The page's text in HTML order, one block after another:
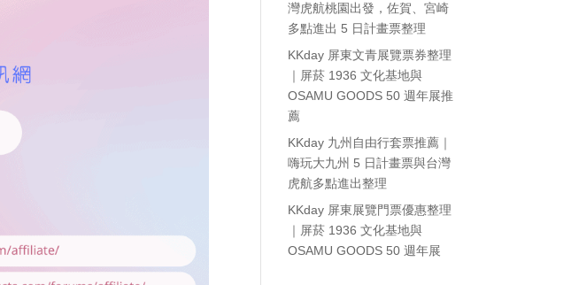
灣虎航桃園出發，佐賀、宮崎
多點進出 5 日計畫票整理
KKday 屏東文青展覽票券整理
｜屏菸 1936 文化基地與
OSAMU GOODS 50 週年展推
薦
KKday 九州自由行套票推薦｜
嗨玩大九州 5 日計畫票與台灣
虎航多點進出整理
KKday 屏東展覽門票優惠整理
｜屏菸 1936 文化基地與
OSAMU GOODS 50 週年展